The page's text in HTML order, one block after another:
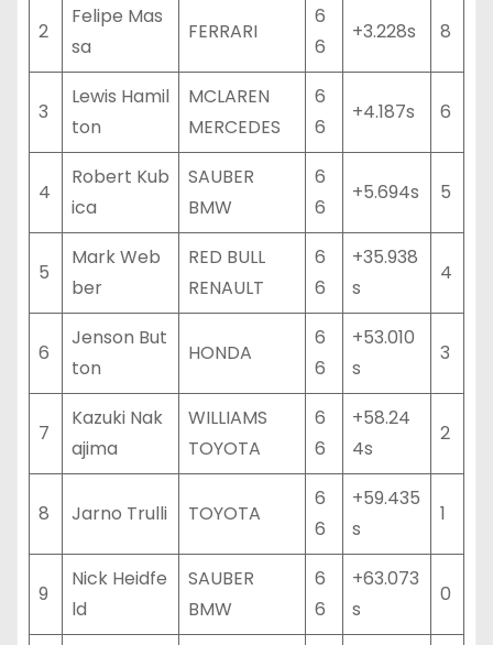
2
Felipe Mas
sa
FERRARI
6
6
+3.228s 8
3
Lewis Hamil
ton
MCLAREN
MERCEDES
6
6
+4.187s 6
4
Robert Kub
ica
SAUBER
BMW
6
6
+5.694s 5
5
Mark Web
ber
RED BULL
RENAULT
6
6
+35.938
s
4
6
Jenson But
ton
HONDA
6
6
+53.010
s
3
7
Kazuki Nak
ajima
WILLIAMS
TOYOTA
6
6
+58.24
4s
2
8 Jarno Trulli TOYOTA
6
6
+59.435
s
1
9
Nick Heidfe
ld
SAUBER
BMW
6
6
+63.073
s
0